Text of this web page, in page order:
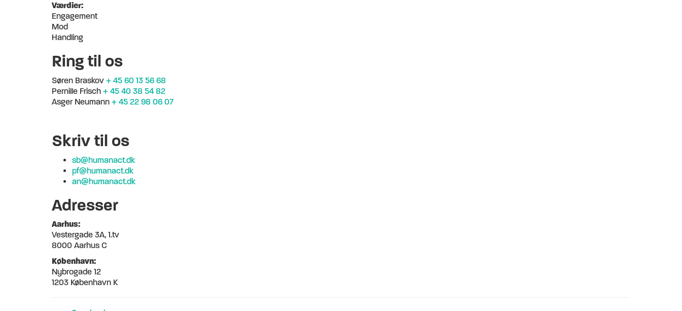
Værdier:
Engagement
Mod
Handling
Ring til os
Søren Braskov + 45 60 13 56 68
Pernille Frisch + 45 40 38 54 82
Asger Neumann + 45 22 98 06 07
Skriv til os
sb@humanact.dk
pf@humanact.dk
an@humanact.dk
Adresser
Aarhus:
Vestergade 3A, 1.tv
8000 Aarhus C
København:
Nybrogade 12
1203 København K